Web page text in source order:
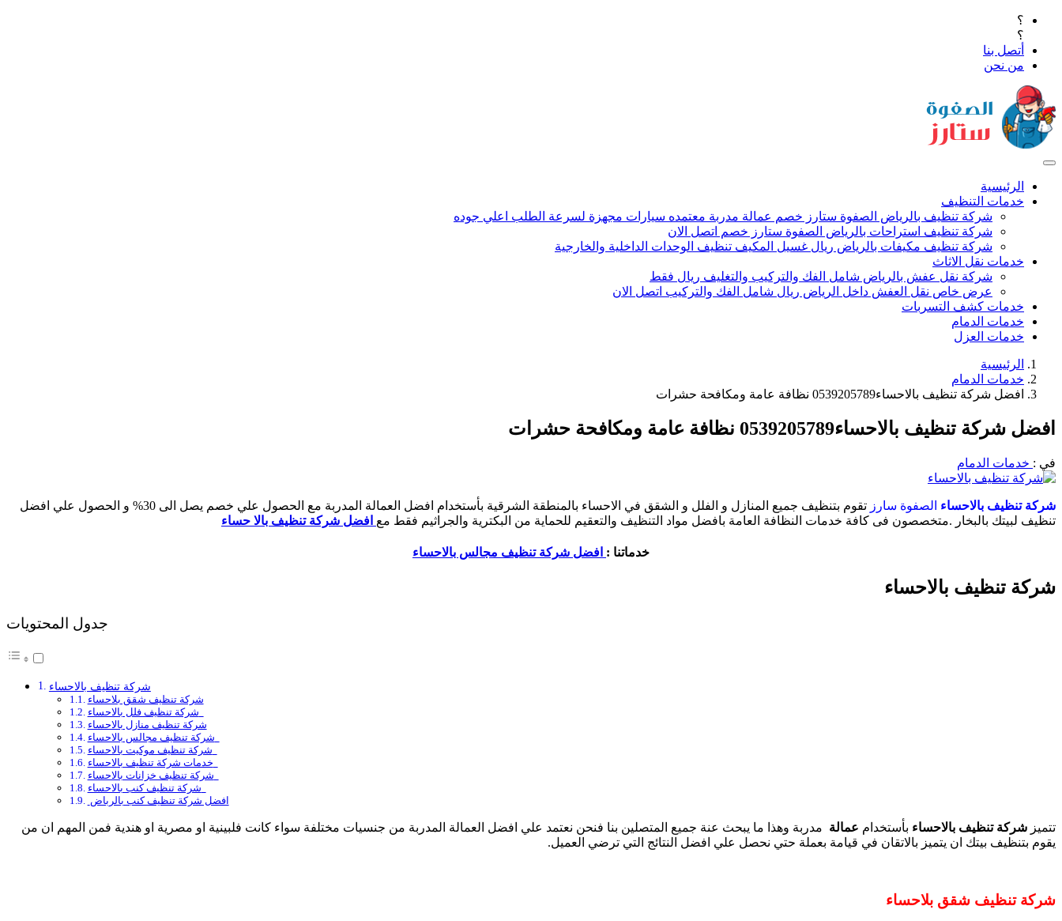
؟
؟
أتصل بنا
من نحن
الرئيسية
خدمات التنظيف
شركة تنظيف بالرياض الصفوة ستارز خصم عمالة مدربة معتمده سيارات مجهزة لسرعة الطلب اعلي جوده
شركة تنظيف استراحات بالرياض الصفوة ستارز خصم اتصل الان
شركة تنظيف مكيفات بالرياض ريال غسيل المكيف تنظيف الوحدات الداخلية والخارجية
خدمات نقل الاثاث
شركة نقل عفش بالرياض شامل الفك والتركيب والتغليف ريال فقط
عرض خاص نقل العفش داخل الرياض ريال شامل الفك والتركيب اتصل الان
خدمات كشف التسربات
خدمات الدمام
خدمات العزل
الرئيسية
خدمات الدمام
افضل شركة تنظيف بالاحساء0539205789 نظافة عامة ومكافحة حشرات
افضل شركة تنظيف بالاحساء0539205789 نظافة عامة ومكافحة حشرات
في : خدمات الدمام
شركة تنظيف بالاحساء الصفوة سارز
تقوم بتنظيف جميع المنازل و الفلل و الشقق في الاحساء بالمنطقة الشرقية بأستخدام افضل العمالة المدربة مع الحصول علي خصم يصل الى 30% و الحصول علي افضل
تنظيف لبيتك بالبخار .متخصصون فى كافة خدمات النظافة العامة بافضل مواد التنظيف والتعقيم للحماية من البكترية والجراثيم فقط مع افضل شركة تنظيف بالا حساء
خدماتنا : افضل شركة تنظيف مجالس بالاحساء
شركة تنظيف بالاحساء
جدول المحتويات
شركة تنظيف بالاحساء
شركة تنظيف شقق بلاحساء
شركة تنظيف منازل بالاحساء
افضل شركة تنظيف كنب بالرباض
تتميز شركة تنظيف بالاحساء بأستخدام عمالة مدربة وهذا ما يبحث عنة جميع المتصلين بنا فنحن نعتمد علي افضل العمالة المدربة من جنسيات مختلفة سواء كانت فلبينية او مصرية او هندية فمن المهم ان من
يقوم بتنظيف بيتك ان يتميز بالاتقان في قيامة بعملة حتي نحصل علي افضل النتائج التي ترضي العميل.
شركة تنظيف شقق بلاحساء